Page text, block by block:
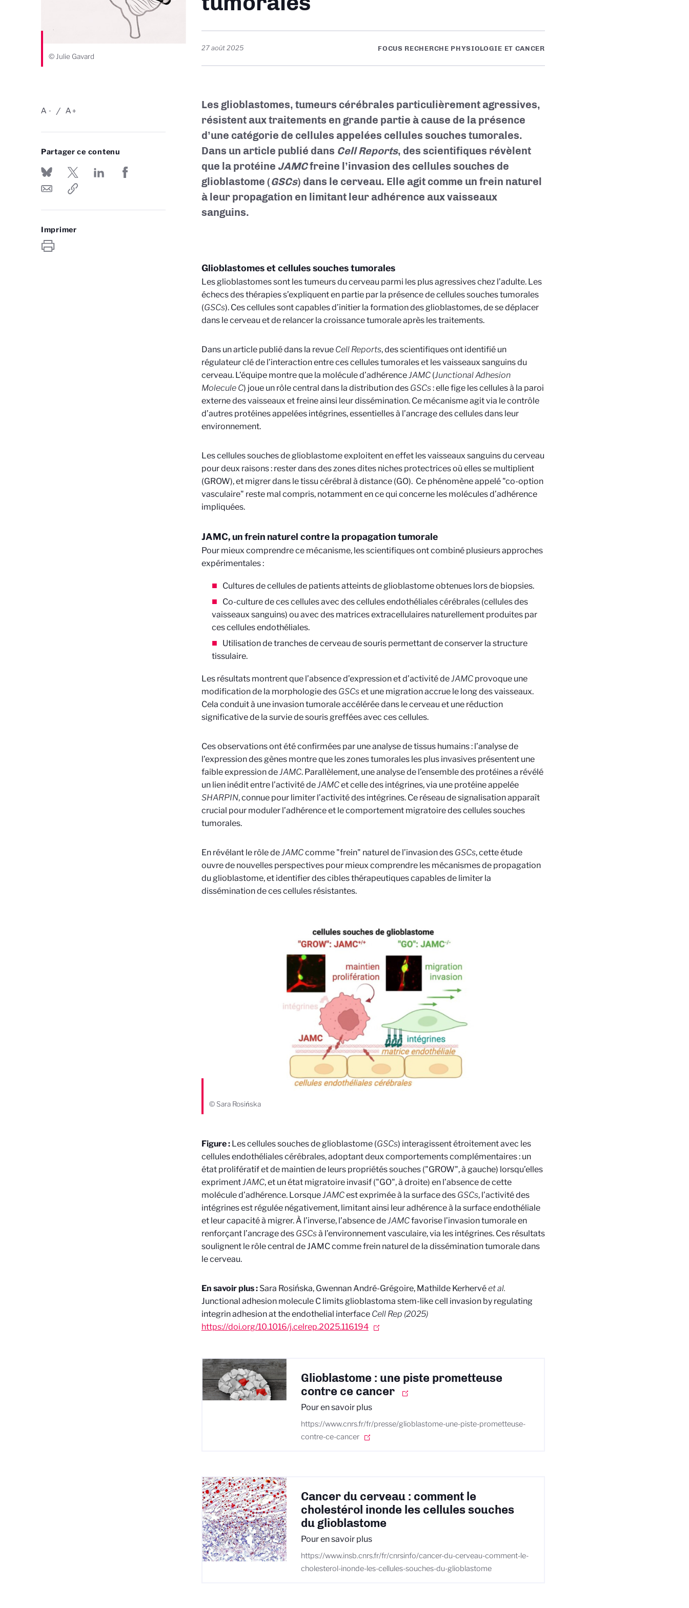
© Julie Gavard
-
A +
A
Partager ce contenu
Imprimer
27 août 2025 FOCUS RECHERCHE PHYSIOLOGIE ET CANCER
Les glioblastomes, tumeurs cérébrales particulièrement agressives,
résistent aux traitements en grande partie à cause de la présence
d’une catégorie de cellules appelées cellules souches tumorales.
Dans un article publié dans Cell Reports, des scientifiques révèlent
que la protéine JAMCfreine l’invasion des cellules souches de
glioblastome (GSCs) dans le cerveau. Elle agit comme un frein naturel
à leur propagation en limitant leur adhérence aux vaisseaux
sanguins.
Glioblastomes et cellules souches tumorales
Les glioblastomes sont les tumeurs du cerveau parmi les plus agressives chez l’adulte. Les
échecs des thérapies s’expliquent en partie par la présence de cellules souches tumorales
(GSCs). Ces cellules sont capables d’initier la formation des glioblastomes, de se déplacer
dans le cerveau et de relancer la croissance tumorale après les traitements.
Dans un article publié dans la revue Cell Reports, des scientifiques ont identifié un
régulateur clé de l’interaction entre ces cellules tumorales et les vaisseaux sanguins du
cerveau. L’équipe montre que la molécule d’adhérenceJAMC(Junctional Adhesion
Molecule C) joue un rôle central dans la distribution des GSCs: elle fige les cellules à la paroi
externe des vaisseaux et freine ainsi leur dissémination. Ce mécanisme agit via le contrôle
d’autres protéines appelées intégrines, essentielles à l’ancrage des cellules dans leur
environnement.
Les cellules souches de glioblastome exploitent en effet les vaisseaux sanguins du cerveau
pour deux raisons : rester dans des zones dites niches protectrices où elles se multiplient
(GROW), et migrer dans le tissu cérébral à distance (GO). Ce phénomène appelé "co-option
vasculaire" reste mal compris, notamment en ce qui concerne les molécules d’adhérence
impliquées.
JAMC, un frein naturel contre la propagation tumorale
Pour mieux comprendre ce mécanisme, les scientifiques ont combiné plusieurs approches
expérimentales :
Cultures de cellules de patients atteints de glioblastome obtenues lors de biopsies.
Co-culture de ces cellules avec des cellules endothéliales cérébrales (cellules des
vaisseaux sanguins) ou avec des matrices extracellulaires naturellement produites par
ces cellules endothéliales.
Utilisation de tranches de cerveau de souris permettant de conserver la structure
tissulaire.
Les résultats montrent que l’absence d’expression et d’activité deJAMCprovoque une
modification de la morphologie des GSCset une migration accrue le long des vaisseaux.
Cela conduit à une invasion tumorale accélérée dans le cerveau et une réduction
significative de la survie de souris greffées avec ces cellules.
Ces observations ont été confirmées par une analyse de tissus humains : l’analyse de
l’expression des gènes montre que les zones tumorales les plus invasives présentent une
faible expression deJAMC. Parallèlement, une analyse de l’ensemble des protéines a révélé
un lien inédit entre l’activité deJAMCet celle des intégrines, via une protéine appelée
SHARPIN, connue pour limiter l’activité des intégrines. Ce réseau de signalisation apparaît
crucial pour moduler l’adhérence et le comportement migratoire des cellules souches
tumorales.
En révélant le rôle deJAMCcomme "frein" naturel de l’invasion des GSCs, cette étude
ouvre de nouvelles perspectives pour mieux comprendre les mécanismes de propagation
du glioblastome, et identifier des cibles thérapeutiques capables de limiter la
dissémination de ces cellules résistantes.
© Sara Rosińska
Figure : Les cellules souches de glioblastome (GSCs) interagissent étroitement avec les
cellules endothéliales cérébrales, adoptant deux comportements complémentaires : un
état prolifératif et de maintien de leurs propriétés souches ("GROW", à gauche) lorsqu’elles
exprimentJAMC, et un état migratoire invasif ("GO", à droite) en l’absence de cette
molécule d’adhérence. LorsqueJAMCest exprimée à la surface des GSCs, l’activité des
intégrines est régulée négativement, limitant ainsi leur adhérence à la surface endothéliale
et leur capacité à migrer. À l’inverse, l’absence deJAMCfavorise l’invasion tumorale en
renforçant l’ancrage des GSCsà l’environnement vasculaire, via les intégrines. Ces résultats
soulignent le rôle central de JAMC comme frein naturel de la dissémination tumorale dans
le cerveau.
En savoir plus :Sara Rosińska, Gwennan André-Grégoire, Mathilde Kerhervéet al.
Junctional adhesion molecule C limits glioblastoma stem-like cell invasion by regulating
integrin adhesion at the endothelial interface Cell Rep (2025)
https://doi.org/10.1016/j.celrep.2025.116194
Glioblastome : une piste prometteuse
contre ce cancer
Pour en savoir plus
https://www.cnrs.fr/fr/presse/glioblastome-une-piste-prometteuse-
contre-ce-cancer
Cancer du cerveau : comment le
cholestérol inonde les cellules souches
du glioblastome
Pour en savoir plus
https://www.insb.cnrs.fr/fr/cnrsinfo/cancer-du-cerveau-comment-le-
cholesterol-inonde-les-cellules-souches-du-glioblastome